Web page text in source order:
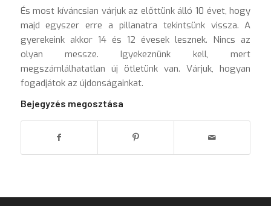
És most kíváncsian várjuk az előttünk álló 10 évet, hogy
majd egyszer erre a pillanatra tekintsünk vissza. A
gyerekeink akkor 14 és 12 évesek lesznek. Nincs az
olyan messze. Igyekeznünk kell, mert
megszámlálhatatlan új ötletünk van. Várjuk, hogyan
fogadjátok az újdonságainkat.
Bejegyzés megosztása